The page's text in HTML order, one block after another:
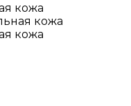
кожа
кожа
кожа